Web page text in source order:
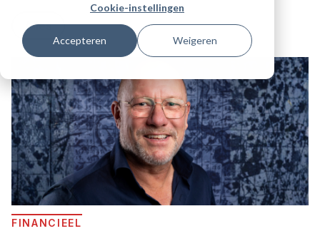
Cookie-instellingen
Accepteren Weigeren
Alles
FINANCIEEL